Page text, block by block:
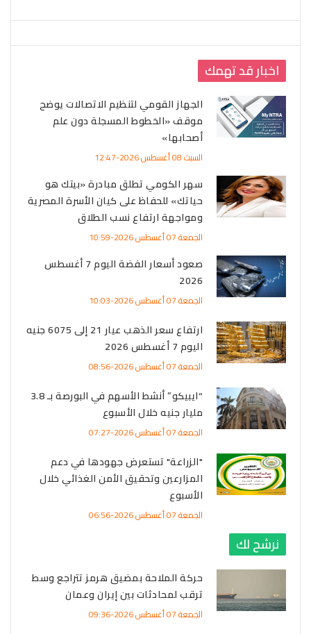
اخبار قد تهمك
الجهاز القومي لتنظيم الاتصالات يوضح
موقف «الخطوط المسجلة دون علم
أصحابها»
السبت 08 أغسطس 2026-12:47
سهر الكومي تطلق مبادرة «بيتك هو
حياتك» للحفاظ على كيان الأسرة المصرية
ومواجهة ارتفاع نسب الطلاق
الجمعة 07 أغسطس 2026-10:59
صعود أسعار الفضة اليوم 7 أغسطس
2026
الجمعة 07 أغسطس 2026-10:03
ارتفاع سعر الذهب عيار 21 إلى 6075 جنيه
اليوم 7 أغسطس 2026
الجمعة 07 أغسطس 2026-08:56
“ايبيكو” أنشط الأسهم في البورصة بـ 3.8
مليار جنيه خلال الأسبوع
الجمعة 07 أغسطس 2026-07:27
"الزراعة" تستعرض جهودها في دعم
المزارعين وتحقيق الأمن الغذائي خلال
الأسبوع
الجمعة 07 أغسطس 2026-06:56
نرشح لك
حركة الملاحة بمضيق هرمز تتراجع وسط
ترقب لمحادثات بين إيران وعمان
الجمعة 07 أغسطس 2026-09:36